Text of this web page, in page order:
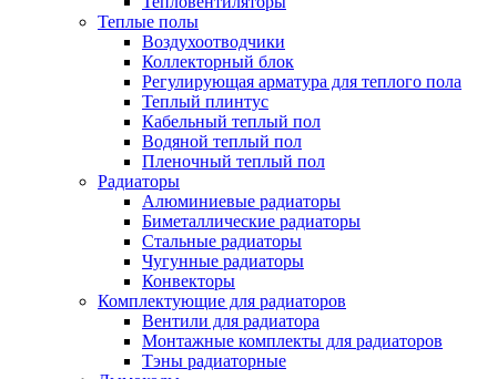
Теплые полы
Воздухоотводчики
Коллекторный блок
Регулирующая арматура для теплого пола
Теплый плинтус
Кабельный теплый пол
Водяной теплый пол
Пленочный теплый пол
Радиаторы
Алюминиевые радиаторы
Биметаллические радиаторы
Стальные радиаторы
Чугунные радиаторы
Конвекторы
Комплектующие для радиаторов
Вентили для радиатора
Монтажные комплекты для радиаторов
Тэны радиаторные